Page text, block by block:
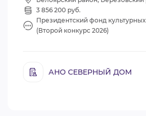
3 856 200 руб.
Президентский фонд
(Второй конкурс 2026)
АНО СЕВЕРНЫЙ ДОМ